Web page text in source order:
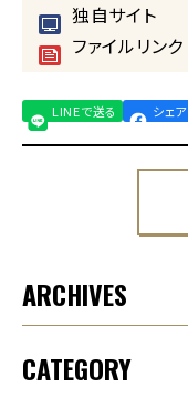
独自サイト
ファイルリンク
LINEで送る シェア
ARCHIVES
CATEGORY